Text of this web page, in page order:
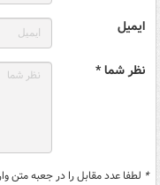
ایمیل
نظر شما *
* لطفا عدد مقابل را در جعبه متن